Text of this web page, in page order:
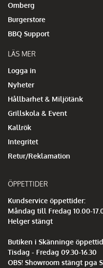
Omberg
Burgerstore
BBQ Support
LÄS MER
Logga in
Nyheter
Hållbarhet & Miljötänk
Grillskola & Event
Kallrök
Integritet
Retur/Reklamation
ÖPPETTIDER
Kundservice öppettider:
Måndag till Fredag 10.00-
Helger stängt
Butiken i Skänninge
Tisdag - Fredag 09.30-16.30
OBS! Showroom stängt pga